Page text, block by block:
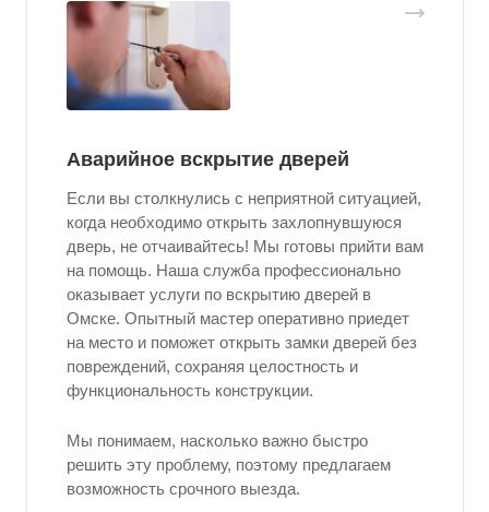
Аварийное вскрытие дверей
Если вы столкнулись с неприятной ситуацией,
когда необходимо открыть захлопнувшуюся
дверь, не отчаивайтесь! Мы готовы прийти вам
на помощь. Наша служба профессионально
оказывает услуги по вскрытию дверей в
Омске. Опытный мастер оперативно приедет
на место и поможет открыть замки дверей без
повреждений, сохраняя целостность и
функциональность конструкции.
Мы понимаем, насколько важно быстро
решить эту проблему, поэтому предлагаем
возможность срочного выезда.